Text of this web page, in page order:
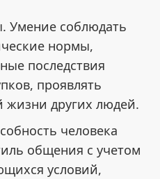
Умение соблюдать
нормы,
последствия
проявлять
жизни других людей.
человека
общения с учетом
условий,